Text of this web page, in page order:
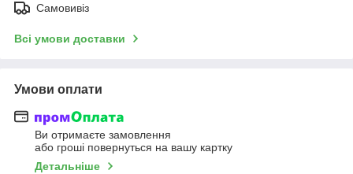
Самовивіз
Всі умови доставки
Умови оплати
Ви отримаєте замовлення
або гроші повернуться на вашу картку
Детальніше